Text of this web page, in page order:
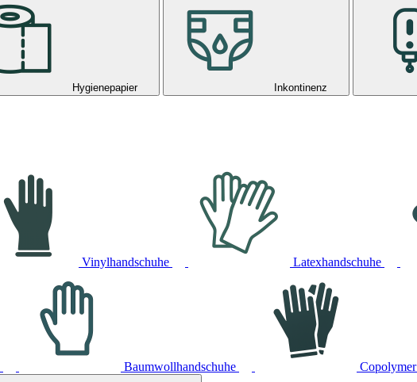
Hygienepapier Inkontinenz
Vinylhandschuhe Latexhandschuhe
Baumwollhandschuhe Copolymer